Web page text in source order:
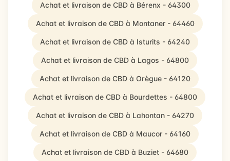
Achat et livraison de CBD à Bérenx - 64300
Achat et livraison de CBD à Montaner - 64460
Achat et livraison de CBD à Isturits - 64240
Achat et livraison de CBD à Lagos - 64800
Achat et livraison de CBD à Orègue - 64120
Achat et livraison de CBD à Bourdettes - 64800
Achat et livraison de CBD à Lahontan - 64270
Achat et livraison de CBD à Maucor - 64160
Achat et livraison de CBD à Buziet - 64680